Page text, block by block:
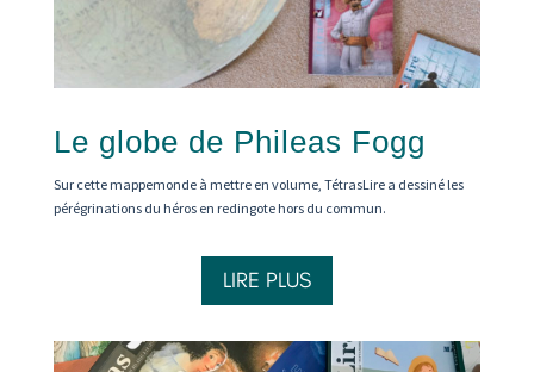
Le globe de Phileas Fogg
Sur cette mappemonde à mettre en volume, TétrasLire a dessiné les
pérégrinations du héros en redingote hors du commun.
LIRE PLUS